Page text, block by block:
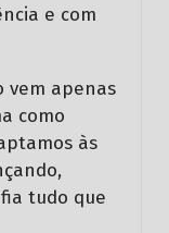
e com
vem apenas
como
às
tudo que